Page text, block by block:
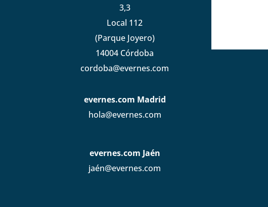
3,3
Local 112
(Parque Joyero)
14004 Córdoba
cordoba@evernes.com
evernes.com Madrid
hola@evernes.com
evernes.com Jaén
jaén@evernes.com